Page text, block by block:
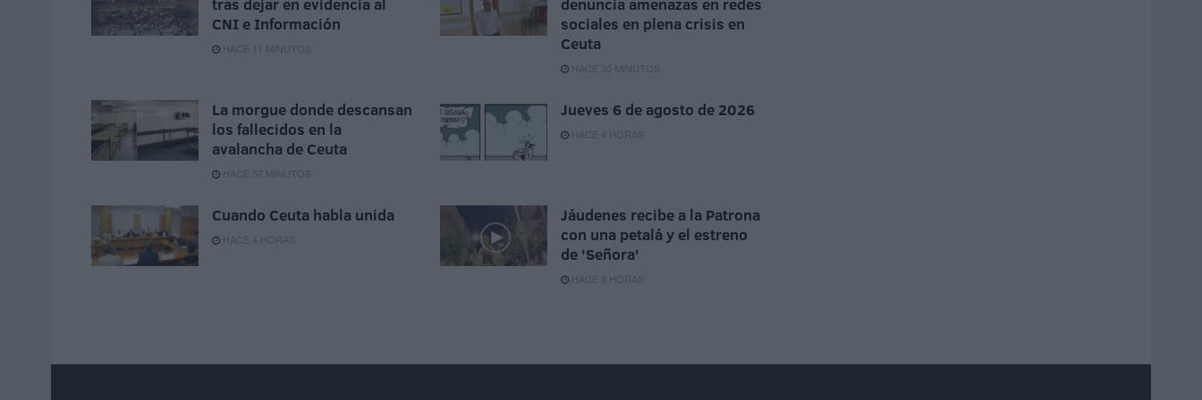
tras dejar en evidencia al
CNI e Información
HACE 11 MINUTOS
denuncia amenazas en redes
sociales en plena crisis en
Ceuta
HACE 35 MINUTOS
La morgue donde descansan
los fallecidos en la
avalancha de Ceuta
HACE 57 MINUTOS
Jueves 6 de agosto de 2026
HACE 4 HORAS
Cuando Ceuta habla unida
HACE 4 HORAS
Jáudenes recibe a la Patrona
con una petalá y el estreno
de 'Señora'
HACE 8 HORAS